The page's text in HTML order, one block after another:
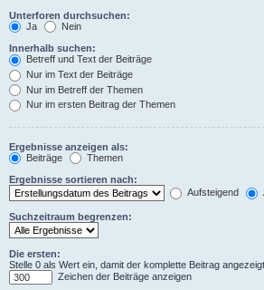
Unterforen durchsuchen:
Ja
Nein
Innerhalb suchen:
Betreff und Text der Beiträge
Nur im Text der Beiträge
Nur im Betreff der Themen
Nur im ersten Beitrag der Themen
Ergebnisse anzeigen als:
Beiträge
Themen
Ergebnisse sortieren nach:
Aufsteigend
Suchzeitraum begrenzen:
Die ersten:
Stelle 0 als Wert ein, damit der komplette Beitrag angezeigt
Zeichen der Beiträge anzeigen